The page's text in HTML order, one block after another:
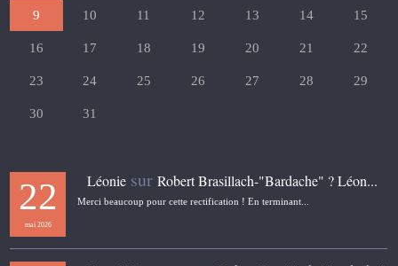
9 10 11 12 13 14 15
16 17 18 19 20 21 22
23 24 25 26 27 28 29
30 31
22
mai 2026
Léonie surRobert Brasillach-"Bardache" ? Léon...
Merci beaucoup pour cette rectification ! En terminant...